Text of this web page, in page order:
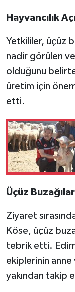
Hayvancılık
Yetkililer, üçüz
nadir görülen
olduğunu
üretim için
etti.
Üçüz
Ziyaret
Köse, üçüz
tebrik etti.
ekiplerinin anne
yakından takip